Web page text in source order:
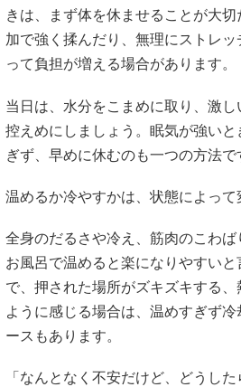
きは、まず体を休ませることが大
加で強く揉んだり、無理にストレッ
って負担が増える場合があります。
当日は、水分をこまめに取り、激
控えめにしましょう。眠気が強い
ぎず、早めに休むのも一つの方法で
温めるか冷やすかは、状態によって
全身のだるさや冷え、筋肉のこわ
お風呂で温めると楽になりやすい
で、押された場所がズキズキする
ように感じる場合は、温めすぎず
ースもあります。
「なんとなく不安だけど、どうし